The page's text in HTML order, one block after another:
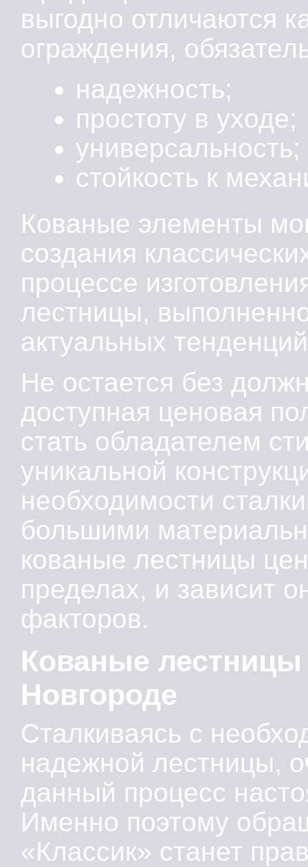
выгодно отличаются
ограждения,
надежность;
простоту в уходе;
универсальность;
стойкость к
Кованые элементы
создания
процессе
лестницы,
актуальных
Не остается без
доступная ценовая
стать обладателем
уникальной
необходимости
большими
кованые лестницы
пределах, и зависит
факторов.
Кованые
Новгороде
Сталкиваясь с
надежной лестницы,
данный процесс
Именно поэтому
«Классик» станет